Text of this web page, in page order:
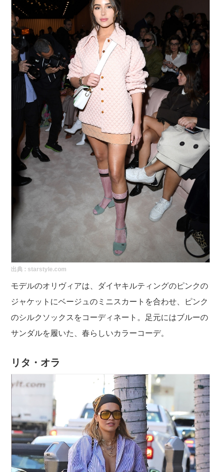
出典 : starstyle.com
モデルのオリヴィアは、ダイヤキルティングのピンクの
ジャケットにベージュのミニスカートを合わせ、ピンク
のシルクソックスをコーディネート。足元にはブルーの
サンダルを履いた、春らしいカラーコーデ。
リタ・オラ